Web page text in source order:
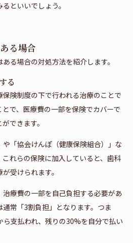
といいでしょう。
る場合
る場合の対処方法を紹介します。
る
険制度の下で行われる治療のことで
で、医療費の一部を保険でカバーで
できます。
「協会けんぽ（健康保険組合）」な
れらの保険に加入していると、歯科
受けられます。
療費の一部を自己負担する必要があ
常「3割負担」となります。つま
ら支払われ、残りの30%を自分で払い